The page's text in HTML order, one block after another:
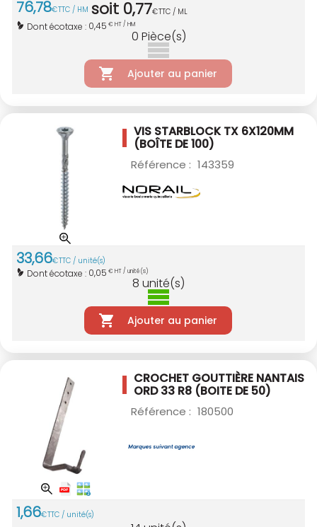
76,78€TTC / HM soit 0,77€TTC / ML
Dont écotaxe : 0,45 € HT / HM
0 Pièce(s)
Ajouter au panier
VIS STARBLOCK TX 6X120MM
(BOÎTE DE 100)
Référence : 143359
33,66€TTC / unité(s)
Dont écotaxe : 0,05 € HT / unité(s)
8 unité(s)
Ajouter au panier
CROCHET GOUTTIÈRE NANTAIS
ORD 33 R8 (BOITE DE 50)
Référence : 180500
1,66€TTC / unité(s)